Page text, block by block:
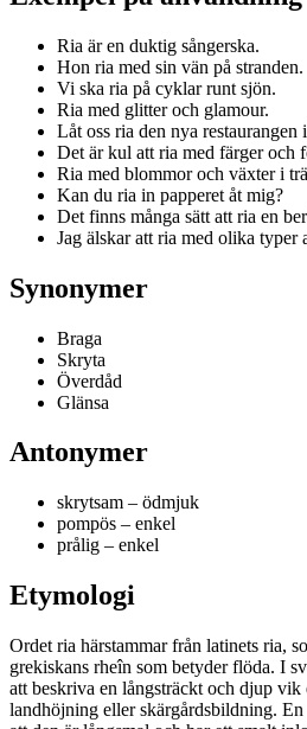
Ria är en duktig sångerska.
Hon ria med sin vän på stranden.
Vi ska ria på cyklar runt sjön.
Ria med glitter och glamour.
Låt oss ria den nya restaurangen
Det är kul att ria med färger och
Ria med blommor och växter i
Kan du ria in papperet åt mig?
Det finns många sätt att ria en
Jag älskar att ria med olika typer
Synonymer
Braga
Skryta
Överdåd
Glänsa
Antonymer
skrytsam – ödmjuk
pompös – enkel
prålig – enkel
Etymologi
Ordet ria härstammar från latinets ria,
grekiskans rheîn som betyder flöda. I
att beskriva en långsträckt och djup
landhöjning eller skärgårdsbildning.